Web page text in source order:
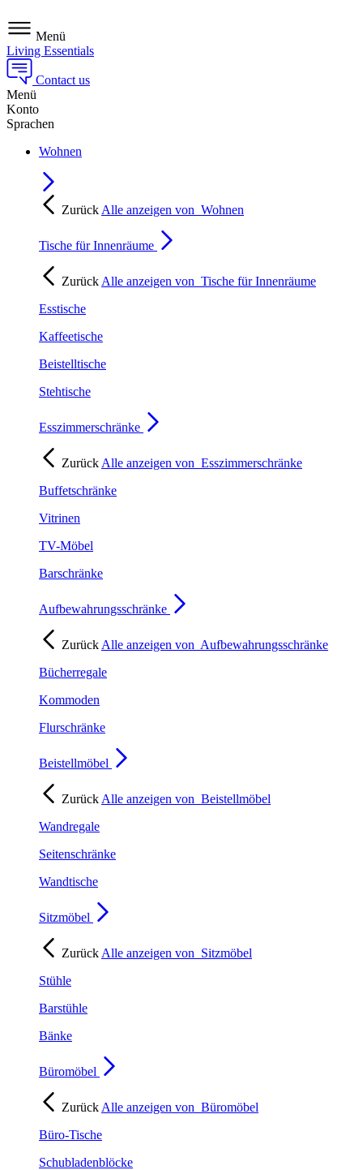
Menü
Living Essentials
Contact us
Menü
Konto
Sprachen
Wohnen
Zurück Alle anzeigen von Wohnen
Tische für Innenräume
Zurück Alle anzeigen von Tische für Innenräume
Esstische
Kaffeetische
Beistelltische
Stehtische
Esszimmerschränke
Zurück Alle anzeigen von Esszimmerschränke
Buffetschränke
Vitrinen
TV-Möbel
Barschränke
Aufbewahrungsschränke
Zurück Alle anzeigen von Aufbewahrungsschränke
Bücherregale
Kommoden
Flurschränke
Beistellmöbel
Zurück Alle anzeigen von Beistellmöbel
Wandregale
Seitenschränke
Wandtische
Sitzmöbel
Zurück Alle anzeigen von Sitzmöbel
Stühle
Barstühle
Bänke
Büromöbel
Zurück Alle anzeigen von Büromöbel
Büro-Tische
Schubladenblöcke